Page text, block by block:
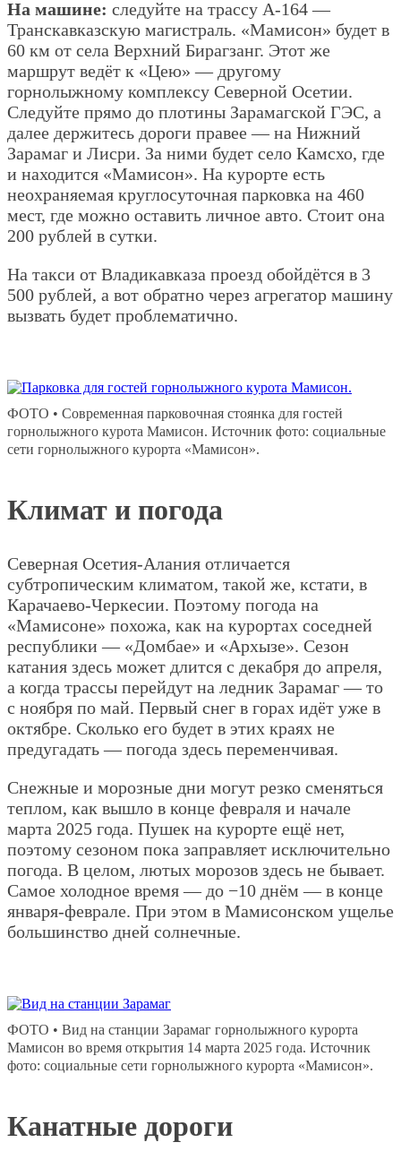
На машине: следуйте на трассу А-164 —
Транскавказскую магистраль. «Мамисон» будет в
60 км от села Верхний Бирагзанг. Этот же
маршрут ведёт к «Цею» — другому
горнолыжному комплексу Северной Осетии.
Следуйте прямо до плотины Зарамагской ГЭС, а
далее держитесь дороги правее — на Нижний
Зарамаг и Лисри. За ними будет село Камсхо, где
и находится «Мамисон». На курорте есть
неохраняемая круглосуточная парковка на 460
мест, где можно оставить личное авто. Стоит она
200 рублей в сутки.
На такси от Владикавказа проезд обойдётся в 3
500 рублей, а вот обратно через агрегатор машину
вызвать будет проблематично.
ФОТО • Современная парковочная стоянка для гостей
горнолыжного курота Мамисон. Источник фото: социальные
сети горнолыжного курорта «Мамисон».
Климат и погода
Северная Осетия-Алания отличается
субтропическим климатом, такой же, кстати, в
Карачаево-Черкесии. Поэтому погода на
«Мамисоне» похожа, как на курортах соседней
республики — «Домбае» и «Архызе». Сезон
катания здесь может длится с декабря до апреля,
а когда трассы перейдут на ледник Зарамаг — то
с ноября по май. Первый снег в горах идёт уже в
октябре. Сколько его будет в этих краях не
предугадать — погода здесь переменчивая.
Снежные и морозные дни могут резко сменяться
теплом, как вышло в конце февраля и начале
марта 2025 года. Пушек на курорте ещё нет,
поэтому сезоном пока заправляет исключительно
погода. В целом, лютых морозов здесь не бывает.
Самое холодное время — до −10 днём — в конце
января-феврале. При этом в Мамисонском ущелье
большинство дней солнечные.
ФОТО • Вид на станции Зарамаг горнолыжного курорта
Мамисон во время открытия 14 марта 2025 года. Источник
фото: социальные сети горнолыжного курорта «Мамисон».
Канатные дороги